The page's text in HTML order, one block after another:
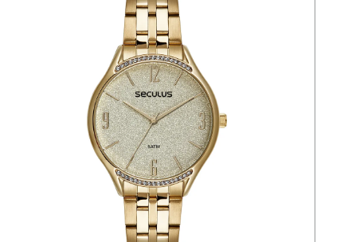
automático
dourado
relógio feminino rose
quadrado